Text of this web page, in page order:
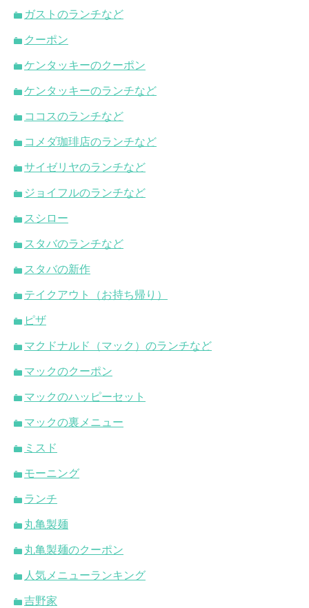
ガストのランチなど
クーポン
ケンタッキーのクーポン
ケンタッキーのランチなど
ココスのランチなど
コメダ珈琲店のランチなど
サイゼリヤのランチなど
ジョイフルのランチなど
スシロー
スタバのランチなど
スタバの新作
テイクアウト（お持ち帰り）
ピザ
マクドナルド（マック）のランチなど
マックのクーポン
マックのハッピーセット
マックの裏メニュー
ミスド
モーニング
ランチ
丸亀製麺
丸亀製麺のクーポン
人気メニューランキング
吉野家